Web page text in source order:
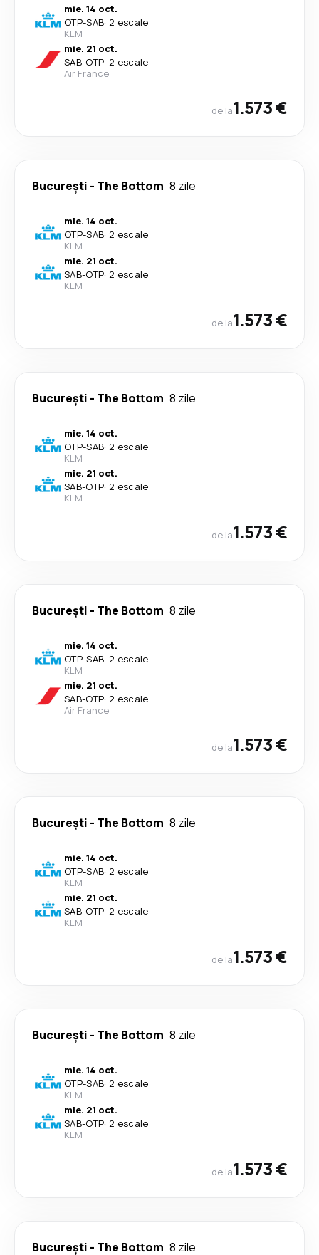
mie. 14 oct.
OTP-SAB· 2 escale
KLM
mie. 21 oct.
SAB-OTP· 2 escale
Air France
de la1.573 €
București - The Bottom 8 zile
mie. 14 oct.
OTP-SAB· 2 escale
KLM
mie. 21 oct.
SAB-OTP· 2 escale
KLM
de la1.573 €
București - The Bottom 8 zile
mie. 14 oct.
OTP-SAB· 2 escale
KLM
mie. 21 oct.
SAB-OTP· 2 escale
KLM
de la1.573 €
București - The Bottom 8 zile
mie. 14 oct.
OTP-SAB· 2 escale
KLM
mie. 21 oct.
SAB-OTP· 2 escale
Air France
de la1.573 €
București - The Bottom 8 zile
mie. 14 oct.
OTP-SAB· 2 escale
KLM
mie. 21 oct.
SAB-OTP· 2 escale
KLM
de la1.573 €
București - The Bottom 8 zile
mie. 14 oct.
OTP-SAB· 2 escale
KLM
mie. 21 oct.
SAB-OTP· 2 escale
KLM
de la1.573 €
București - The Bottom 8 zile